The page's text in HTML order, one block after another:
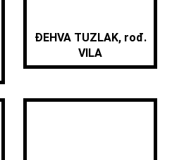
ĐEHVA TUZLAK, rođ.
VILA